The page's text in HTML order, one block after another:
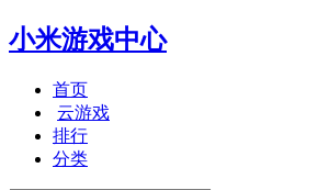
小米游戏中心
首页
云游戏
排行
分类